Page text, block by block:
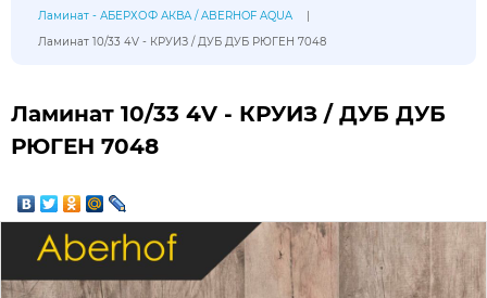
Ламинат - АБЕРХОФ АКВА / ABERHOF AQUA
Ламинат 10/33 4V - КРУИЗ / ДУБ ДУБ РЮГЕН 7048
Ламинат 10/33 4V - КРУИЗ / ДУБ ДУБ
РЮГЕН 7048